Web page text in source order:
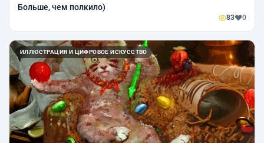
Больше, чем полкило)
83 0
ИЛЛЮСТРАЦИЯ И ЦИФРОВОЕ ИСКУССТВО